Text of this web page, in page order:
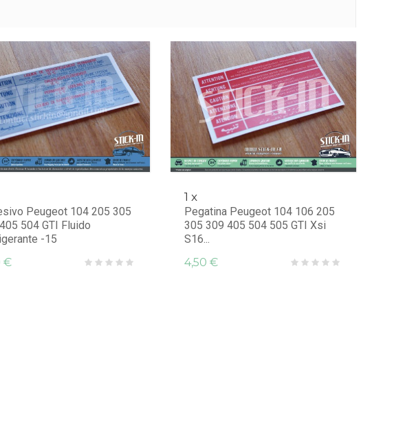
Peugeot 104 205 305
504 GTI Fluido
-15
€
1 x
Pegatina Peugeot 104 106 205
305 309 405 504 505 GTI Xsi
S16...
4,50 €